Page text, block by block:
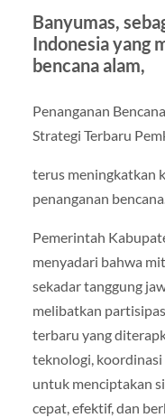
Banyumas,
Indonesia yang
bencana alam,
Penanganan
Strategi Terbaru
terus meningkatkan
penanganan
Pemerintah
menyadari bahwa
sekadar tanggung
melibatkan
terbaru yang
teknologi,
untuk menciptakan
cepat, efektif, dan